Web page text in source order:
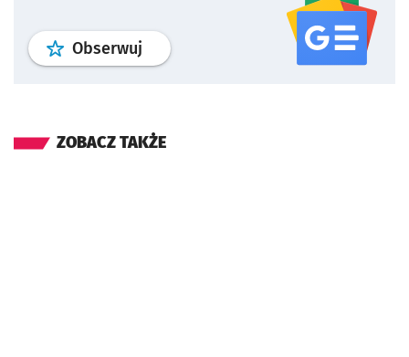
Obserwuj profil serwisu
ZOBACZ TAKŻE